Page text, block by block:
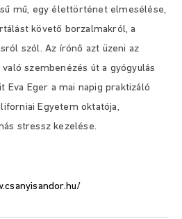
mű, egy élettörténet elmesélése,
követő borzalmakról, a
szól. Az írónő azt üzeni az
szembenézés út a gyógyulás
Eva Eger a mai napig praktizáló
Egyetem oktatója,
stressz kezelése.